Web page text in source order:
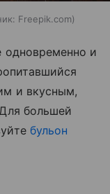
Freepik.com
одновременно и
и вкусным,
большей
бульон